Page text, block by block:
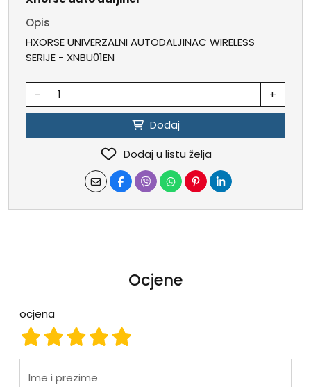
Opis
HXORSE UNIVERZALNI AUTODALJINAC WIRELESS
SERIJE - XNBU01EN
- +
Dodaj
Dodaj u listu želja
Ocjene
ocjena
ocjena 5
ocjena 4
ocjena 3
ocjena 2
ocjena 1
Ime i prezime